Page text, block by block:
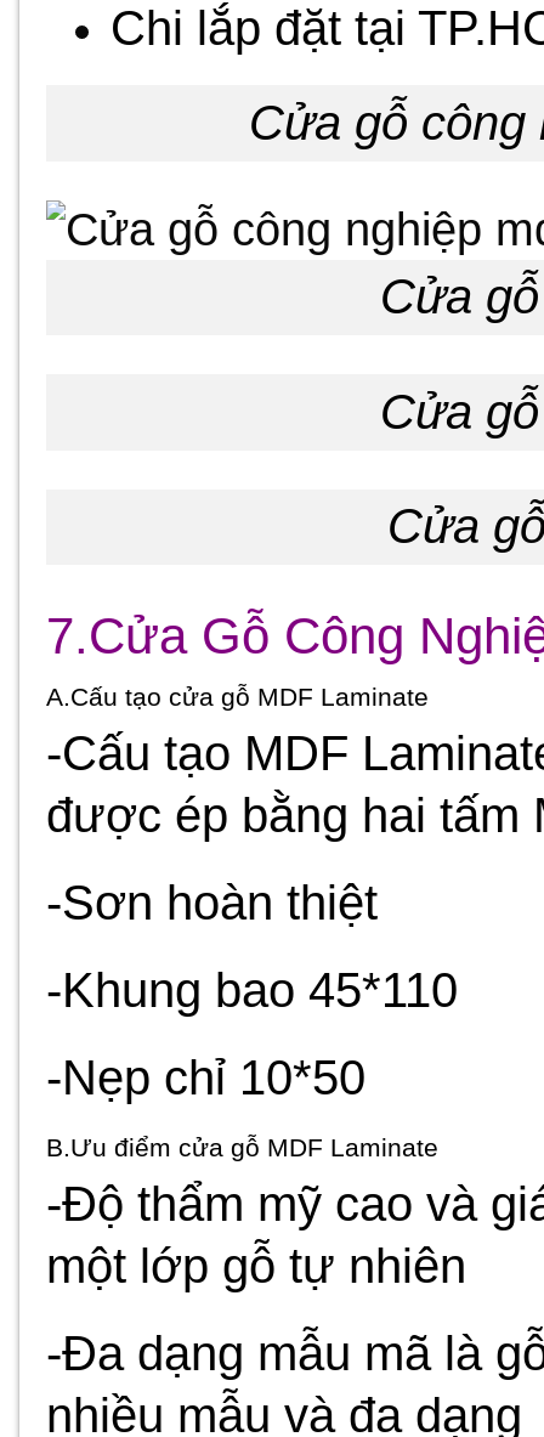
Chi lắp đặt tại
Cửa gỗ công
Cửa
Cửa
Cửa
7.Cửa Gỗ Công
A.Cấu tạo cửa gỗ MDF Laminate
-Cấu tạo MDF
được ép bằng hai tấm
-Sơn hoàn thiệt
-Khung bao 45*110
-Nẹp chỉ 10*50
B.Ưu điểm cửa gỗ MDF Laminate
-Độ thẩm mỹ cao và
một lớp gỗ tự nhiên
-Đa dạng mẫu mã là
nhiều mẫu và đa